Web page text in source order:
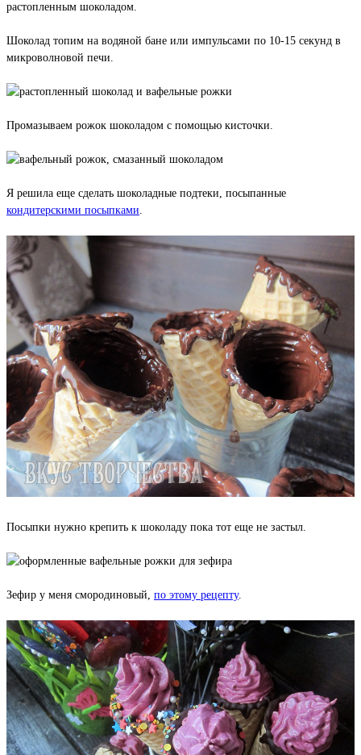
растопленным шоколадом.
Шоколад топим на водяной бане или импульсами по 10-15 секунд в
микроволновой печи.
Промазываем рожок шоколадом с помощью кисточки.
Я решила еще сделать шоколадные подтеки, посыпанные
кондитерскими посыпками.
Посыпки нужно крепить к шоколаду пока тот еще не застыл.
Зефир у меня смородиновый, по этому рецепту.